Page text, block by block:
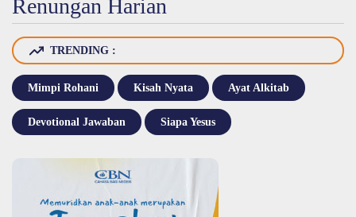
Renungan Harian
TRENDING :
Mimpi Rohani Kisah Nyata Ayat Alkitab
Devotional Jawaban Siapa Yesus